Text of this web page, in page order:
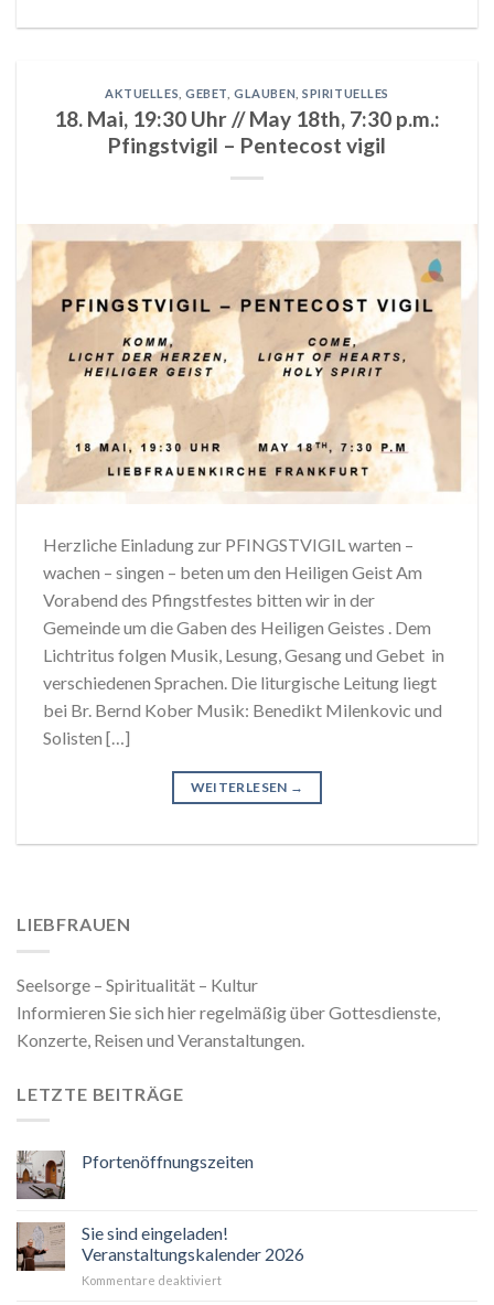
AKTUELLES ,GEBET ,GLAUBEN ,SPIRITUELLES
18. Mai, 19:30 Uhr // May 18th, 7:30 p.m.:
Pfingstvigil – Pentecost vigil
Herzliche Einladung zur PFINGSTVIGIL warten –
wachen – singen – beten um den Heiligen Geist Am
Vorabend des Pfingstfestes bitten wir in der
Gemeinde um die Gaben des Heiligen Geistes . Dem
Lichtritus folgen Musik, Lesung, Gesang und Gebet in
verschiedenen Sprachen. Die liturgische Leitung liegt
bei Br. Bernd Kober Musik: Benedikt Milenkovic und
Solisten […]
WEITERLESEN →
LIEBFRAUEN
Seelsorge – Spiritualität – Kultur
Informieren Sie sich hier regelmäßig über Gottesdienste,
Konzerte, Reisen und Veranstaltungen.
LETZTE BEITRÄGE
Pfortenöffnungszeiten
Sie sind eingeladen!
Veranstaltungskalender 2026
Kommentare deaktiviertfür